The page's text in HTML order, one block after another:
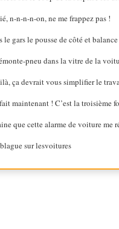
n-n-n-n-on, ne me frappez pas !
le gars le pousse de côté et
pneu dans la vitre de la
ça devrait vous simplifier le
maintenant ! C’est la troisième
que cette alarme de voiture me
sur lesvoitures